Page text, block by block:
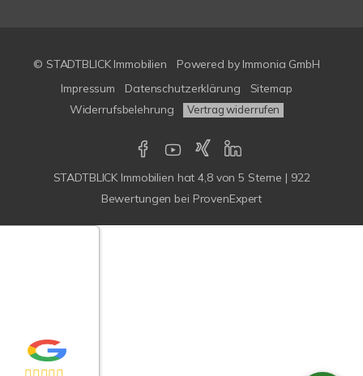
© STADTBLICK Immobilien Powered by Immonia GmbH
Impressum
Datenschutzerklärung
Sitemap
Widerrufsbelehrung
Vertrag widerrufen
STADTBLICK Immobilien hat4,8von5 Sterne | 922
Bewertungen bei ProvenExpert